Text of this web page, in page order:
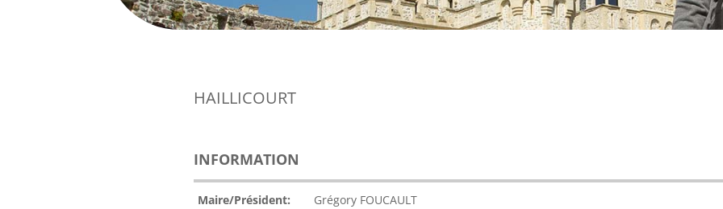
HAILLICOURT
INFORMATION
Maire/Président: Grégory FOUCAULT